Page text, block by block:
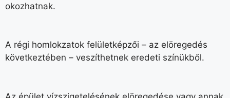
okozhatnak.
A régi homlokzatok felületképzői – az elöregedés
következtében – veszíthetnek eredeti színükből.